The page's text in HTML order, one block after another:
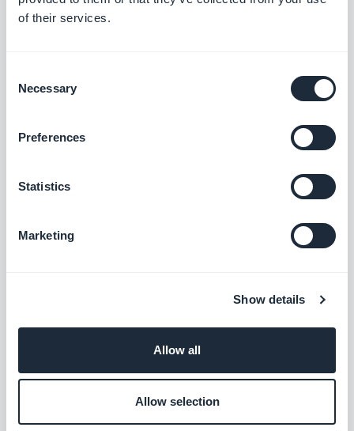
of their services.
Selection
Necessary
Preferences
Statistics
Marketing
Show details
Allow all
Allow selection
#iBeacons
#Stratégie
Storytelling & GEO chez GoodBarber. Je
façonne la voix de la marque et sa visibilité : les
histoires qu'on raconte, les mots qu'on choisit,
ressortent dans les réponses des IA. Storyteller
dans l'âme, je passe mes journées à rendre
notre app builder no-code facile à trouver et
En savoir plus